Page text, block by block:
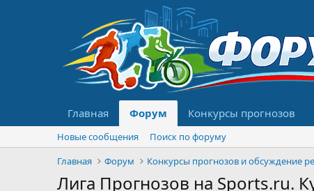
Главная Форум Конкурсы прогнозов
Новые сообщения
Поиск по форуму
Главная
Форум
Лига Прогнозов на Sports.ru.